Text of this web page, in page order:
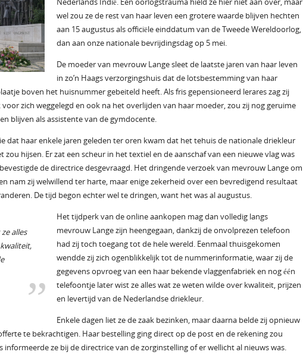
wel zou ze de rest van haar leven een grotere waarde blijven hechten
aan 15 augustus als officiële einddatum van de Tweede Wereldoorlog,
dan aan onze nationale bevrijdingsdag op 5 mei.
De moeder van mevrouw Lange sleet de laatste jaren van haar leven
in zo’n Haags verzorgingshuis dat de lotsbestemming van haar
boven het huisnummer gebeiteld heeft. Als fris gepensioneerd lerares zag zij
zich weggelegd en ook na het overlijden van haar moeder, zou zij nog geruime
blijven als assistente van de gymdocente.
dat haar enkele jaren geleden ter oren kwam dat het tehuis de nationale driekleur
hijsen. Er zat een scheur in het textiel en de aanschaf van een nieuwe vlag was
de directrice desgevraagd. Het dringende verzoek van mevrouw Lange om
nam zij welwillend ter harte, maar enige zekerheid over een bevredigend resultaat
De tijd begon echter wel te dringen, want het was al augustus.
alles
Het tijdperk van de online aankopen mag dan volledig langs
mevrouw Lange zijn heengegaan, dankzij de onvolprezen telefoon
had zij toch toegang tot de hele wereld. Eenmaal thuisgekomen
wendde zij zich ogenblikkelijk tot de nummerinformatie, waar zij de
gegevens opvroeg van een haar bekende vlaggenfabriek en nog één
telefoontje later wist ze alles wat ze weten wilde over kwaliteit, prijzen
en levertijd van de Nederlandse driekleur.
Enkele dagen liet ze de zaak bezinken, maar daarna belde zij opnieuw
te bekrachtigen. Haar bestelling ging direct op de post en de rekening zou
ze bij de directrice van de zorginstelling of er wellicht al nieuws was.